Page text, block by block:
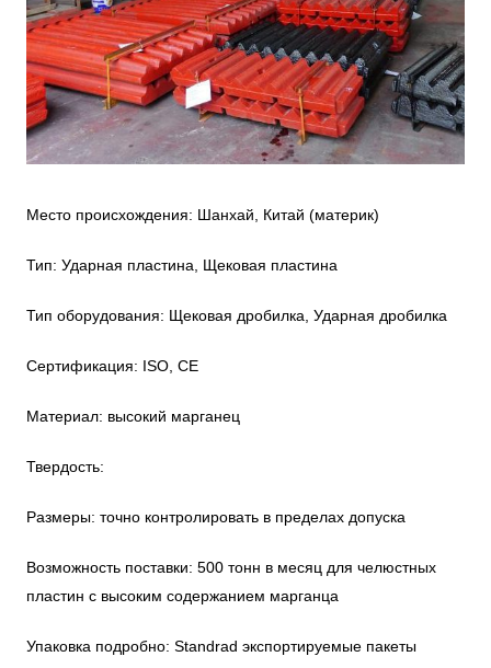
Место происхождения: Шанхай, Китай (материк)
Тип: Ударная пластина, Щековая пластина
Тип оборудования: Щековая дробилка, Ударная дробилка
Сертификация: ISO, CE
Материал: высокий марганец
Твердость:
Размеры: точно контролировать в пределах допуска
Возможность поставки: 500 тонн в месяц для челюстных
пластин с высоким содержанием марганца
Упаковка подробно: Standrad экспортируемые пакеты